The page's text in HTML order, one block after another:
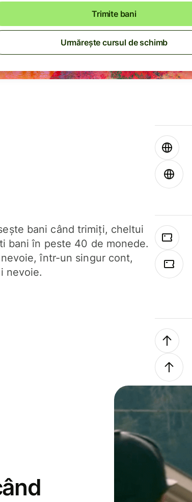
Trimite bani
Urmărește cursul de schimb
bani când trimiți, cheltui
bani în peste 40 de monede.
într-un singur cont,
nevoie.